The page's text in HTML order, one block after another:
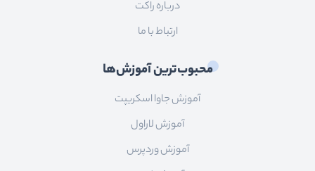
درباره راکت
ارتباط با ما
محبوب‌ترین آموزش‌ها
آموزش جاوا اسکریپت
آموزش لاراول
آموزش وردپرس